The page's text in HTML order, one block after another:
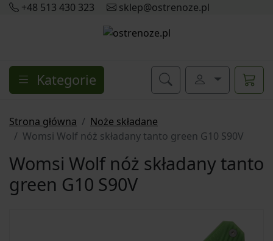
+48 513 430 323 sklep@ostrenoze.pl
Kategorie
Strona główna
Noże składane
Womsi Wolf nóż składany tanto green G10 S90V
Womsi Wolf nóż składany tanto
green G10 S90V